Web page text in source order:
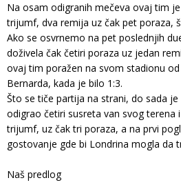
Na osam odigranih mečeva ovaj tim
trijumf, dva remija uz čak pet poraza,
Ako se osvrnemo na pet poslednjih
doživela čak četiri poraza uz jedan
ovaj tim poražen na svom stadionu
Bernarda, kada je bilo 1:3.
Što se tiče partija na strani, do sada
odigrao četiri susreta van svog terena
trijumf, uz čak tri poraza, a na prvi
gostovanje gde bi Londrina mogla da
Naš predlog